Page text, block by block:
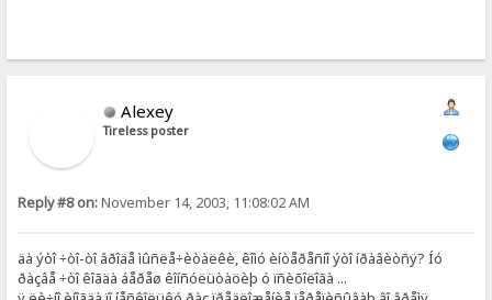
Alexey
Tireless poster
Reply #8 on:November 14, 2003, 11:08:02 AM
äà ýòî ÷òî-òî âðîäå ìûñëå÷èòàëêè, êîìó èíòåðåñíî ýòî íðàâèòñÿ? Íó
ðàçâå ÷òî êîãäà áåðåø êîíñóëüòàöèþ ó ïñèõîëîãà ...